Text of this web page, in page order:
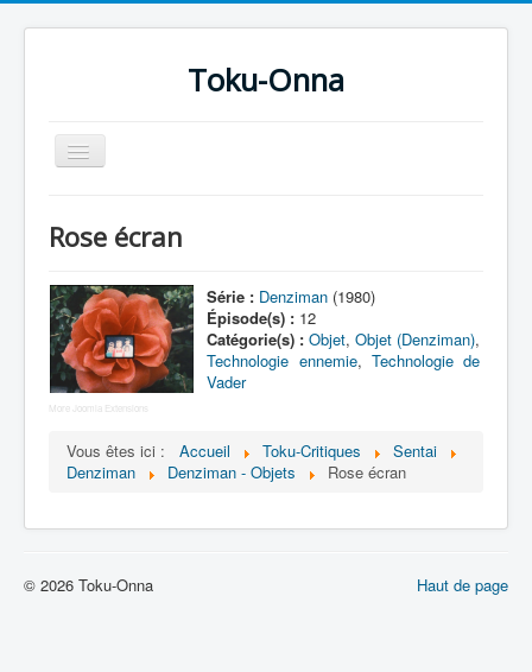
Toku-Onna
Basculer
la
Toku-Actrices
Toku-Critiques
Séries
Films
COSAA
Dessins
Lexique
Denshi sentai Denziman (電子 戦
Rose écran
Série : Denziman (1980)
Épisode(s) : 12
Catégorie(s) : Objet,Objet (Denziman),
Technologie ennemie, Technologie de
Vader
More Joomla Extensions
Vous êtes ici : Accueil Toku-Critiques
Sentai
Denziman
Denziman - Objets Rose écran
Haut de page
© 2026 Toku-Onna